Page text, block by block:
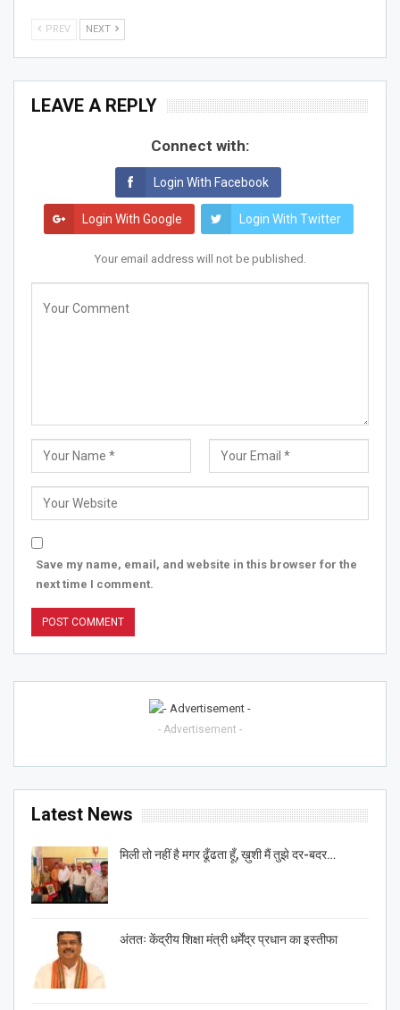
PREV NEXT
LEAVE A REPLY
Connect with:
Login With Facebook
Login With Google Login With Twitter
Your email address will not be published.
Save my name, email, and website in this browser for the
next time I comment.
- Advertisement -
Latest News
मिली तो नहीं है मगर ढूँढता हूँ, ख़ुशी मैं तुझे दर-बदर…
अंततः केंद्रीय शिक्षा मंत्री धर्मेंद्र प्रधान का इस्तीफा